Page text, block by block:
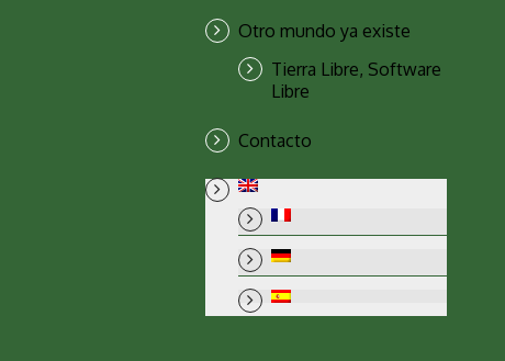
Otro mundo ya existe
Tierra Libre, Software
Libre
Contacto